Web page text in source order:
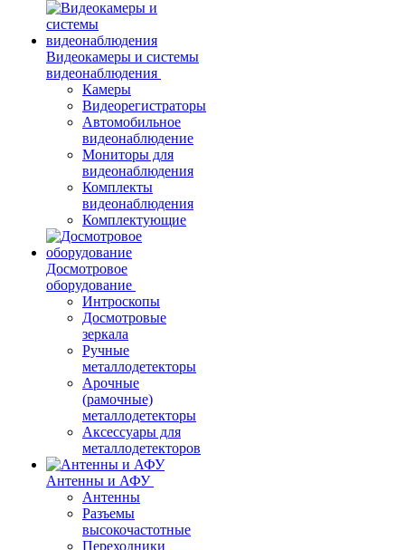
Видеокамеры и системы
видеонаблюдения
Камеры
Видеорегистраторы
Автомобильное
видеонаблюдение
Мониторы для
видеонаблюдения
Комплекты
видеонаблюдения
Комплектующие
Досмотровое
оборудование
Интроскопы
Досмотровые
зеркала
Ручные
металлодетекторы
Арочные
(рамочные)
металлодетекторы
Аксессуары для
металлодетекторов
Антенны и АФУ
Антенны
Разъемы
высокочастотные
Переходники